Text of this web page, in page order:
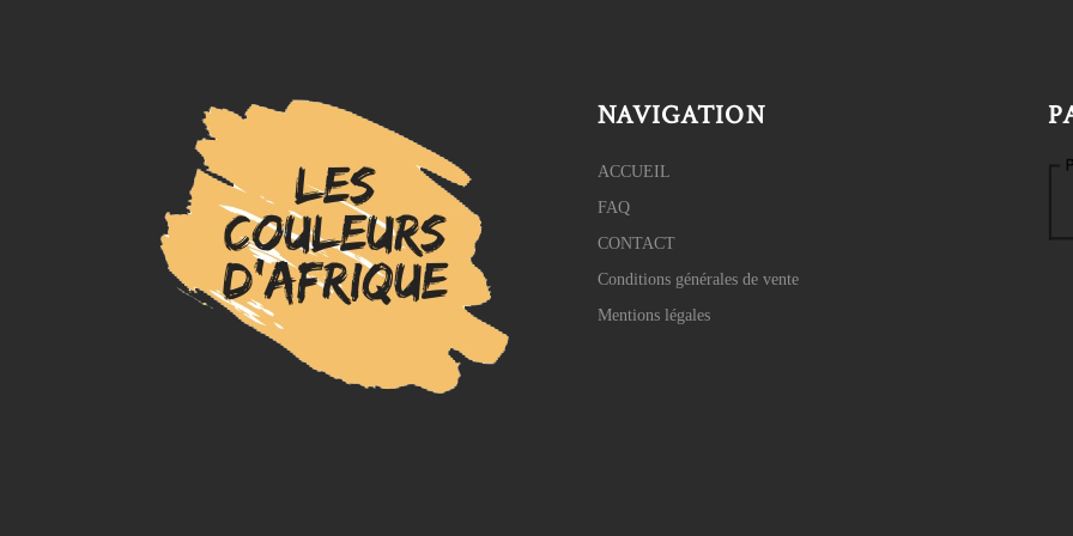
NAVIGATION
ACCUEIL
FAQ
CONTACT
Conditions générales de vente
Mentions légales